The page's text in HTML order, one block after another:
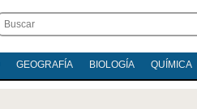
GEOGRAFÍA BIOLOGÍA QUÍMICA